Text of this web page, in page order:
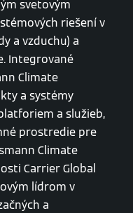
svetovým
riešení v
a vzduchu) a
Integrované
Climate
a systémy
a služieb,
prostredie pre
Climate
Carrier Global
lídrom v
a